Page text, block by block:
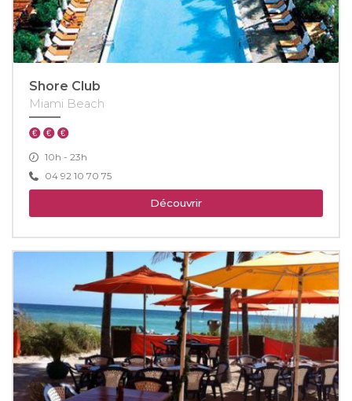
Shore Club
Miami Beach
10h - 23h
04 92 10 70 75
Découvrir